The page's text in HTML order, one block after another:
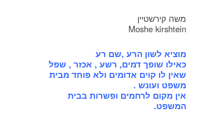
משה קירשטיין
Moshe kirshtein
מוציא לשון הרע ,שם רע
כאילו שופך דמים, רשע , אכזר , שפל
שאין לו קוים אדומים ולא פוחד מבית
משפט ועונש .
אין מקום לרחמים ופשרות בבית
המשפט.